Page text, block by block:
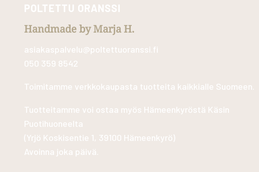
POLTETTU ORANSSI
Handmade by Marja H.
asiakaspalvelu@poltettuoranssi.fi
050 359 8542
Toimitamme verkkokaupasta tuotteita kaikkialle Suomeen.
Tuotteitamme voi ostaa myös Hämeenkyröstä Käsin
Puotihuoneelta
(Yrjö Koskisentie 1, 39100 Hämeenkyrö)
Avoinna joka päivä.